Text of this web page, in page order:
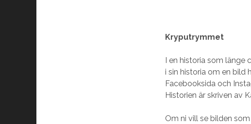
Kryputrymmet
I en historia som
i sin historia om en bild
Facebooksida och
Historien är skriven av
Om ni vill se bilden